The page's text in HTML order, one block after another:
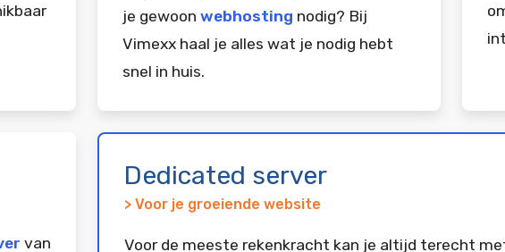
je gewoon webhosting nodig? Bij
Vimexx haal je alles wat je nodig hebt
snel in huis.
van
Dedicated server
> Voor je groeiende website
Voor de meeste rekenkracht kan je altijd terecht